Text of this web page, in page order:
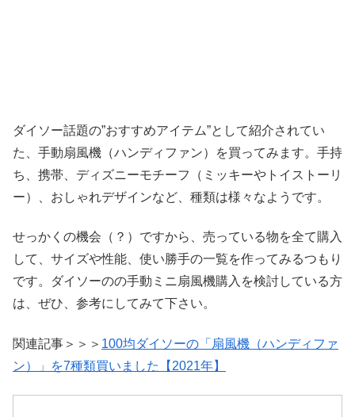
ダイソー話題の”おすすめアイテム”として紹介されてい
た、手動扇風機（ハンディファン）を買ってみます。手持
ち、携帯、ディズニーモチーフ（ミッキーやトイストーリ
ー）、おしゃれデザインなど、種類は様々なようです。
せっかくの機会（？）ですから、売っている物を全て購入
して、サイズや性能、使い勝手の一覧を作ってみるつもり
です。ダイソーのの手動ミニ扇風機購入を検討している方
は、ぜひ、参考にしてみて下さい。
関連記事＞＞＞ 100均ダイソーの「扇風機（ハンディファ
ン）」を7種類買いました【2021年】